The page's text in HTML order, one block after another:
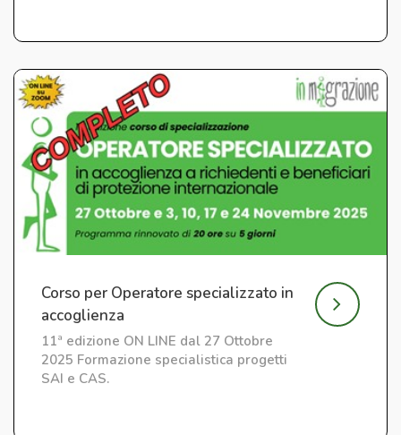
Corso per Operatore specializzato in
accoglienza
11ª edizione ON LINE dal 27 Ottobre
2025 Formazione specialistica progetti
SAI e CAS.